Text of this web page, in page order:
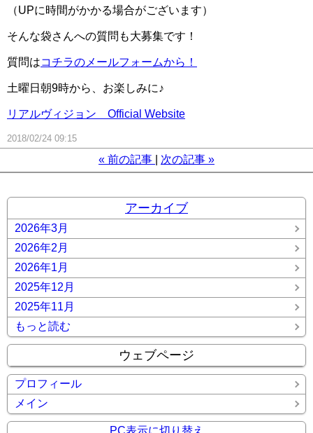
（UPに時間がかかる場合がございます）
そんな袋さんへの質問も大募集です！
質問はコチラのメールフォームから！
土曜日朝9時から、お楽しみに♪
リアルヴィジョン Official Website
2018/02/24 09:15
« 前の記事 次の記事 »
アーカイブ
2026年3月
2026年2月
2026年1月
2025年12月
2025年11月
もっと読む
ウェブページ
プロフィール
メイン
PC表示に切り替え